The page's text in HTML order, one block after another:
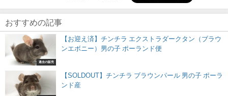
おすすめの記事
過去の販売
【お迎え済】チンチラ エクストラダークタン（ブラウ
ンエボニー）男の子 ポーランド便
【SOLDOUT】チンチラ ブラウンパール 男の子 ポーラ
ンド産